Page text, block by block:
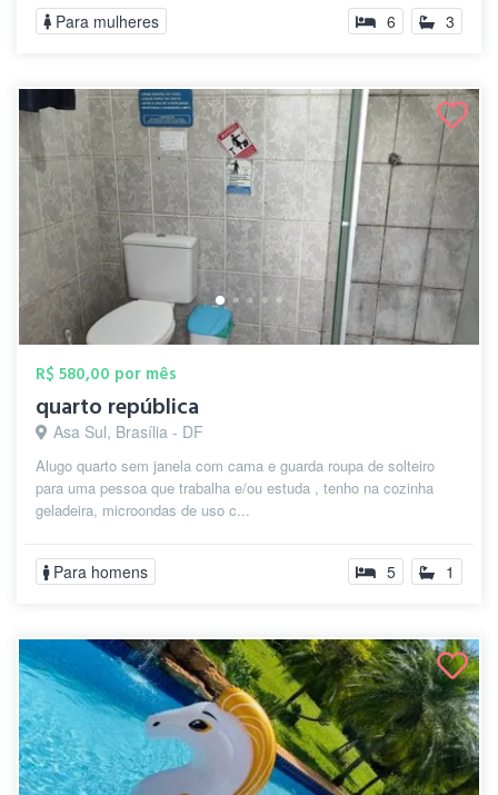
Para mulheres 6 3
R$ 580,00 por mês
quarto república
Asa Sul, Brasília - DF
Alugo quarto sem janela com cama e guarda roupa de solteiro
para uma pessoa que trabalha e/ou estuda , tenho na cozinha
geladeira, microondas de uso c...
Para homens 5 1